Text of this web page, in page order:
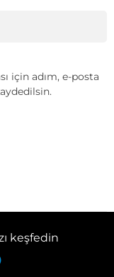
için adım, e-posta
keşfedin